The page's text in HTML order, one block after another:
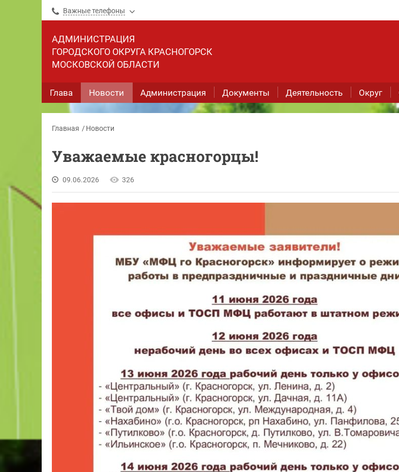
Важные телефоны
АДМИНИСТРАЦИЯ
ГОРОДСКОГО ОКРУГА КРАСНОГОРСК
МОСКОВСКОЙ ОБЛАСТИ
Глава Новости Администрация Документы Деятельность Округ
Главная Новости
Уважаемые красногорцы!
09.06.2026 326